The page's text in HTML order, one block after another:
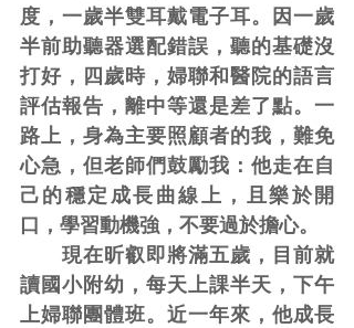
度，一歲半雙耳戴電子耳。因一歲
半前助聽器選配錯誤，聽的基礎沒
打好，四歲時，婦聯和醫院的語言
評估報告，離中等還是差了點。一
路上，身為主要照顧者的我，難免
心急，但老師們鼓勵我：他走在自
己的穩定成長曲線上，且樂於開
口，學習動機強，不要過於擔心。
現在昕叡即將滿五歲，目前就
讀國小附幼，每天上課半天，下午
上婦聯團體班。近一年來，他成長